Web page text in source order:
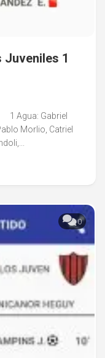
Juveniles 1
Agua: Gabriel
Morlio, Catriel
0